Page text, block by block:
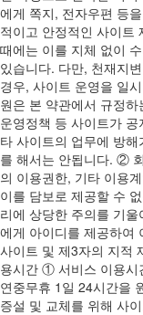
에게 쪽지, 전자우편 등
적이고 안정적인 사이트
때에는 이를 지체 없이
있습니다. 다만, 천재지
경우, 사이트 운영을 일
원은 본 약관에서 규정
운영정책 등 사이트가
타 사이트의 업무에 방
를 해서는 안됩니다. ②
의 이용권한, 기타 이용
이를 담보로 제공할 수
리에 상당한 주의를 기
에게 아이디를 제공하
사이트 및 제3자의 지적
용시간 ① 서비스 이용시
연중무휴 1일 24시간을
증설 및 교체를 위해 사